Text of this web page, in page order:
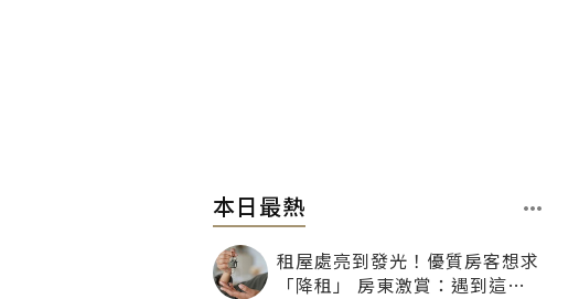
本日最熱
租屋處亮到發光！優質房客想求
「降租」 房東激賞：遇到這種